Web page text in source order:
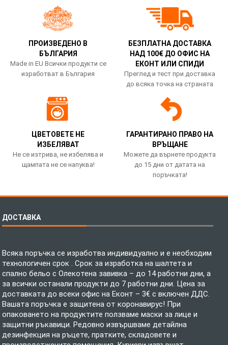
ПРОИЗВЕДЕНО В
БЪЛГАРИЯ
Made in EU Всички продукти се
изработват в България
БЕЗПЛАТНА ДОСТАВКА
НАД 100€ ДО ОФИС НА
ЕКОНТ ИЛИ СПИДИ
Преглед и тест при доставка
до всяка точка на страната
ЦВЕТОВЕТЕ НЕ
ИЗБЕЛЯВАТ
Не се изтрива, не избелява и
щампата не се напуква!
ГАРАНТИРАНО ПРАВО НА
ВРЪЩАНЕ
Можете да върнете продукта
до 15 дни от датата на
поръчката!
ДОСТАВКА
Всяка поръчка се изработва индивидуално и е необходим
технологичен срок . Срок за изработка на шалтета и
спално бельо с Олекотена завивка – до 14 работни дни, а
за всички останали продукти до 7 работни дни. Цена за
доставката до всеки офис на Еконт – 3€ с включен ДДС.
Вашата поръчка е защитена от коронавирус! При
опаковането на продуктите ползваме маски за лице и
защитни ръкавици. Редовно извършваме детайлна
дезинфекция на ръцете, пратките, складовете и